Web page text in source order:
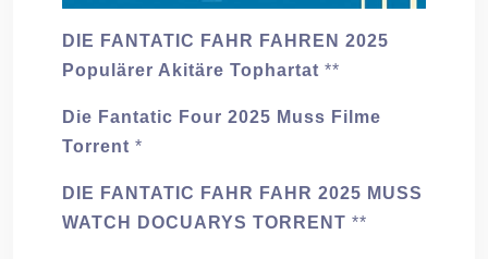
DIE FANTATIC FAHR FAHREN 2025
Populärer Akitäre Tophartat **
Die Fantatic Four 2025 Muss Filme
Torrent *
DIE FANTATIC FAHR FAHR 2025 MUSS
WATCH DOCUARYS TORRENT **